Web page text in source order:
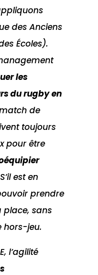
des Anciens
Écoles).
les
du rugby en
de
toujours
pour être
est en
prendre
place, sans
hors-jeu.
l’agilité